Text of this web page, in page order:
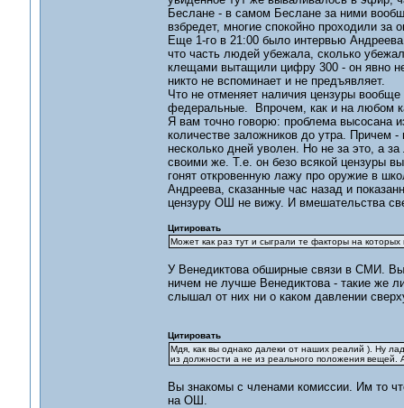
Беслане - в самом Беслане за ними
взбредет, многие спокойно проходили за
Еще 1-го в 21:00 было интервью
что часть людей убежала, сколько
клещами вытащили цифру 300 - он явно
никто не вспоминает и не предъявляет.
Что не отменяет наличия цензуры
федеральные. Впрочем, как и на любом
Я вам точно говорю: проблема высосана
количестве заложников до утра. Причем
несколько дней уволен. Но не за это, а
своими же. Т.е. он безо всякой цензуры
гонят откровенную лажу про оружие в
Андреева, сказанные час назад и
цензуру ОШ не вижу. И вмешательства
Цитировать
Может как раз тут и сыграли те факторы на
У Венедиктова обширные связи в СМИ.
ничем не лучше Венедиктова - такие же
слышал от них ни о каком давлении
Цитировать
Мдя, как вы однако далеки от наших реалий ). Ну
из должности а не из реального положения вещей.
Вы знакомы с членами комиссии. Им то
на ОШ.